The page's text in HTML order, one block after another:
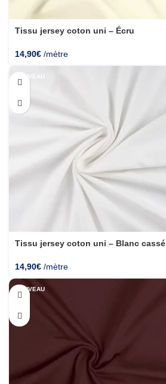
Tissu jersey coton uni – Écru
14,90€ /mètre
NOUVEAU
Tissu jersey coton uni – Blanc cassé
14,90€ /mètre
NOUVEAU